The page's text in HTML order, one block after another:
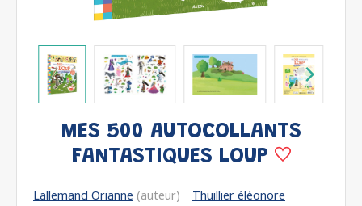
MES 500 AUTOCOLLANTS
FANTASTIQUES LOUP
Lallemand Orianne (auteur)
Thuillier éléonore